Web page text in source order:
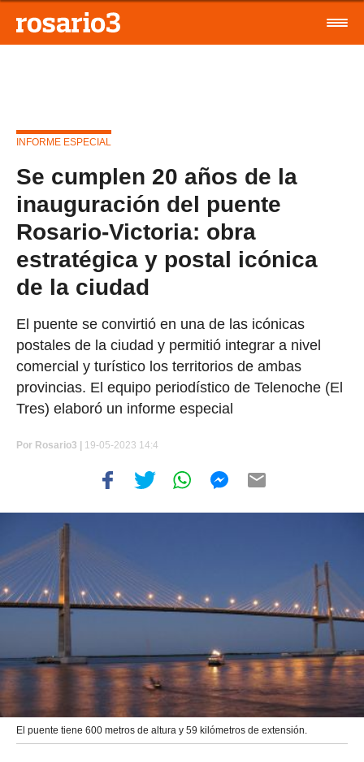
INFORME ESPECIAL
Se cumplen 20 años de la
inauguración del puente
Rosario-Victoria: obra
estratégica y postal icónica
de la ciudad
El puente se convirtió en una de las icónicas
postales de la ciudad y permitió integrar a nivel
comercial y turístico los territorios de ambas
provincias. El equipo periodístico de Telenoche (El
Tres) elaboró un informe especial
Por Rosario3 | 19-05-2023 14:4
El puente tiene 600 metros de altura y 59 kilómetros de extensión.